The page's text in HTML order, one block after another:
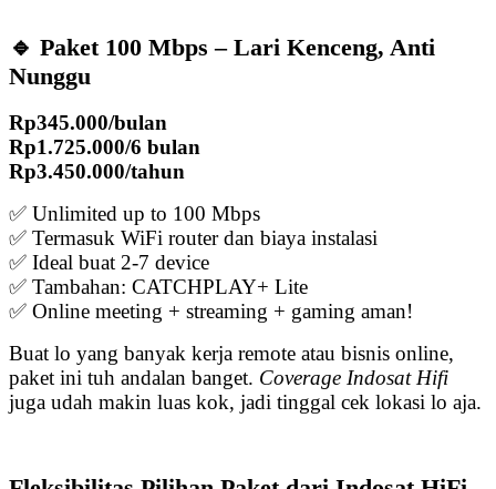
🔹 Paket 100 Mbps – Lari Kenceng, Anti
Nunggu
Rp345.000/bulan
Rp1.725.000/6 bulan
Rp3.450.000/tahun
✅ Unlimited up to 100 Mbps
✅ Termasuk WiFi router dan biaya instalasi
✅ Ideal buat 2-7 device
✅ Tambahan: CATCHPLAY+ Lite
✅ Online meeting + streaming + gaming aman!
Buat lo yang banyak kerja remote atau bisnis online,
paket ini tuh andalan banget. Coverage Indosat Hifi
juga udah makin luas kok, jadi tinggal cek lokasi lo aja.